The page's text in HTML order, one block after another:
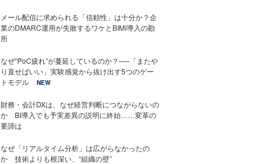
メール配信に求められる「信頼性」は十分か？企
業のDMARC運用が失敗するワケとBIMI導入の勘
所
なぜ“PoC疲れ”が蔓延しているのか？──「またや
り直せばいい」実験感覚から抜け出す5つのゲー
トモデル
NEW
財務・会計DXは、なぜ経営判断につながらないの
か BI導入でも予実差異の説明に終始……変革の
要諦は
なぜ「リアルタイム分析」は広がらなかったの
か 技術よりも根深い、“組織の壁”